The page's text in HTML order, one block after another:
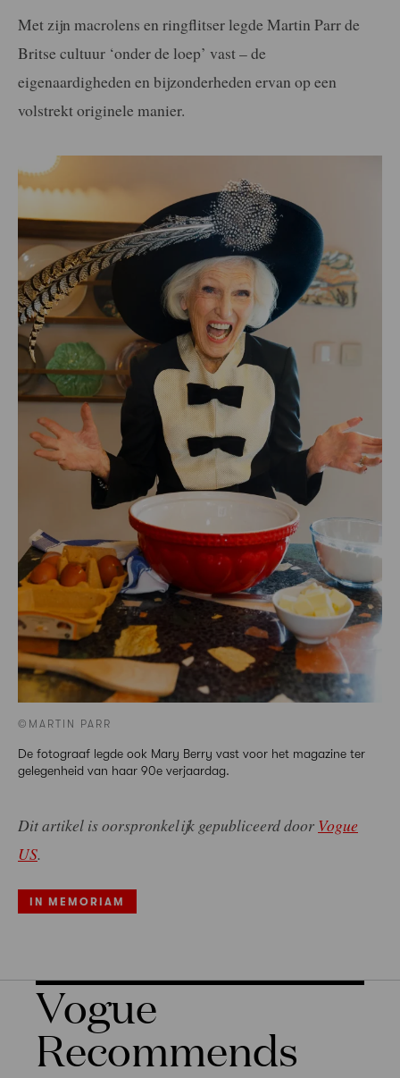
Met zijn macrolens en ringflitser legde Martin Parr de
Britse cultuur ‘onder de loep’ vast – de
eigenaardigheden en bijzonderheden ervan op een
volstrekt originele manier.
©MARTIN PARR
De fotograaf legde ook Mary Berry vast voor het magazine ter
gelegenheid van haar 90e verjaardag.
Dit artikel is oorspronkelijk gepubliceerd door Vogue
US.
IN MEMORIAM
Vogue
Recommends